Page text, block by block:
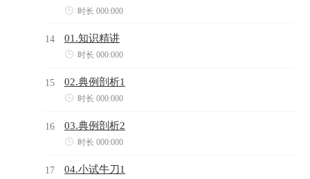
 时长 000:000
14 01.知识精讲
 时长 000:000
15 02.典例剖析1
 时长 000:000
16 03.典例剖析2
 时长 000:000
17 04.小试牛刀1